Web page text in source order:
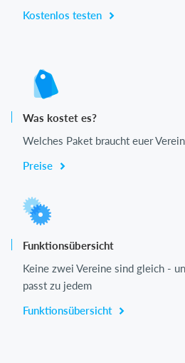
Kostenlos testen
Was kostet es?
Welches Paket braucht euer
Preise
Funktionsübersicht
Keine zwei Vereine sind gleich -
passt zu jedem
Funktionsübersicht